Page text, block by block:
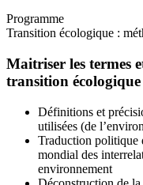
Programme
Transition écologique :
Maitriser les termes
transition écologique
Définitions et
utilisées (de
Traduction politique
mondial des
environnement